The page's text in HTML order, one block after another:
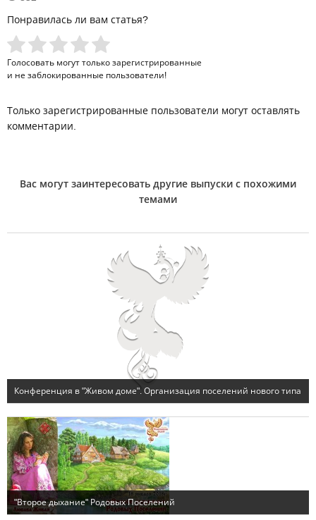
Понравилась ли вам статья?
Голосовать могут только зарегистрированные
и не заблокированные пользователи!
Только зарегистрированные пользователи могут оставлять
комментарии.
Вас могут заинтересовать другие выпуски с похожими
темами